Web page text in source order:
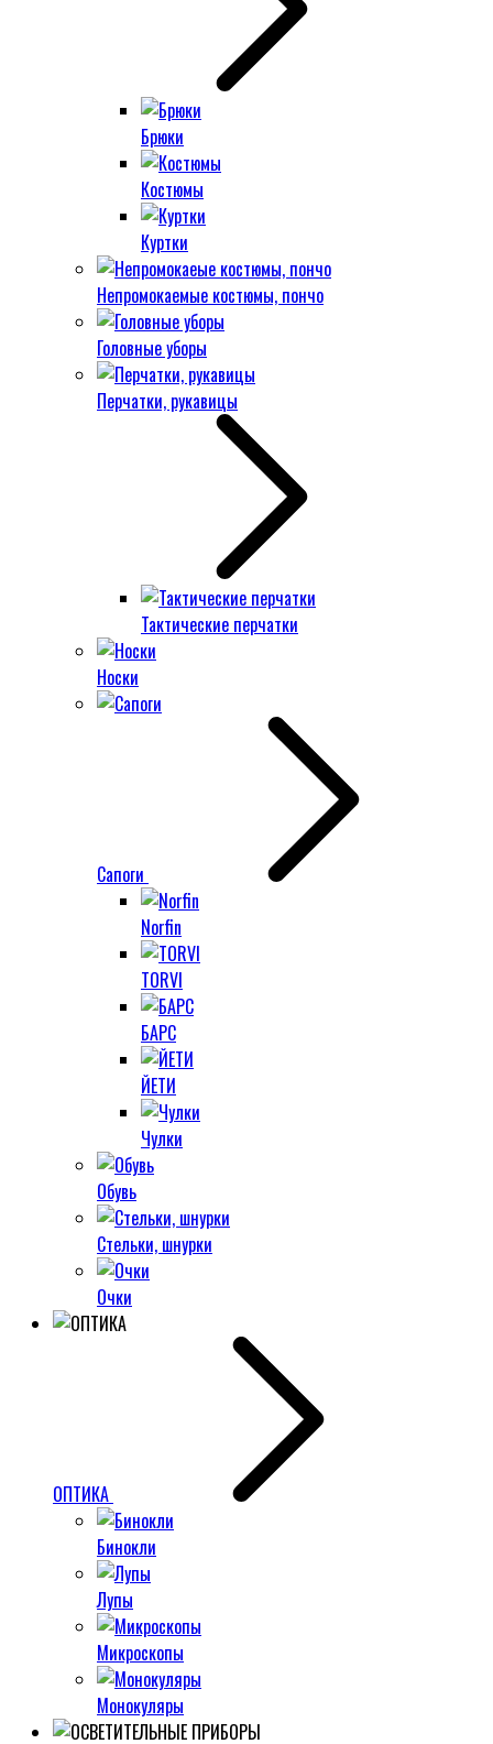
Брюки
Костюмы
Куртки
Непромокаемые костюмы, пончо
Головные уборы
Перчатки, рукавицы
Тактические перчатки
Носки
Сапоги
Norfin
TORVI
БАРС
ЙЕТИ
Чулки
Обувь
Стельки, шнурки
Очки
ОПТИКА
Бинокли
Лупы
Микроскопы
Монокуляры